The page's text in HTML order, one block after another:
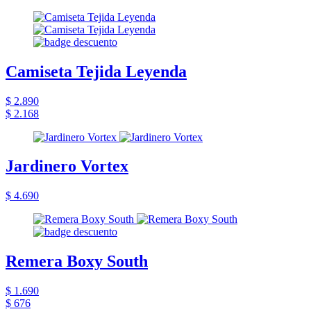
Camiseta Tejida Leyenda
$ 2.890
$ 2.168
Jardinero Vortex
$ 4.690
Remera Boxy South
$ 1.690
$ 676